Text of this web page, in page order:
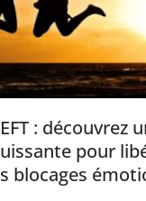
: découvrez
pour
blocages